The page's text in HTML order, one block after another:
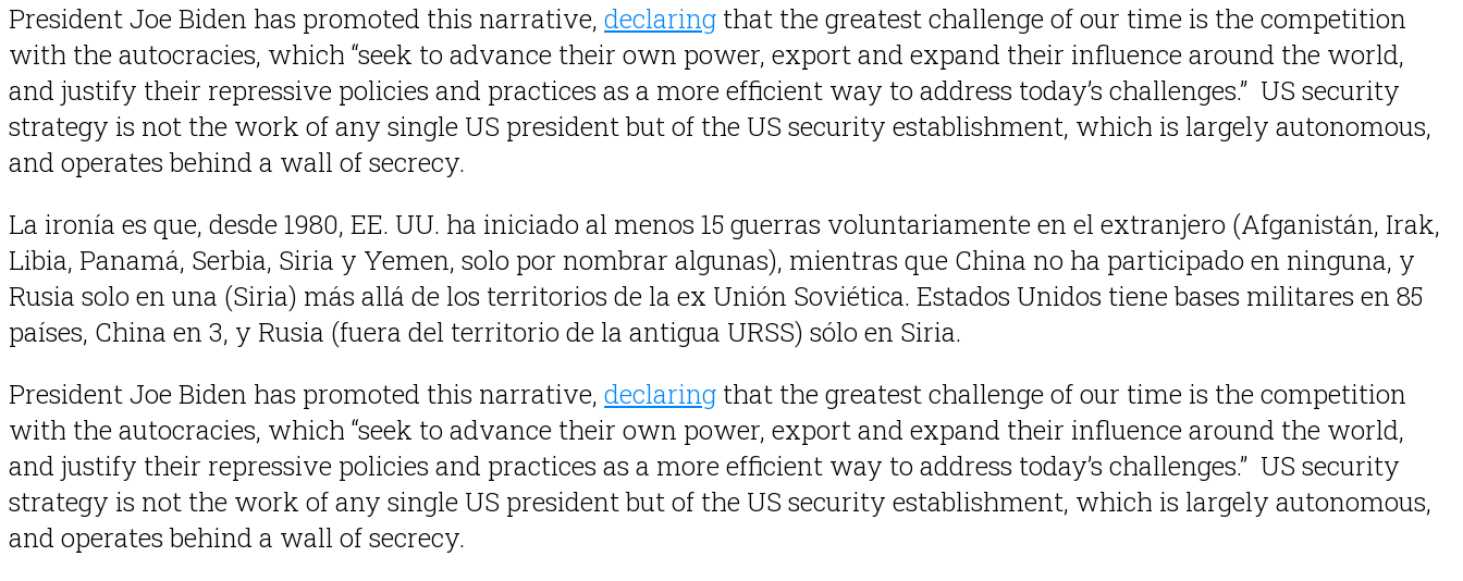
President Joe Biden has promoted this narrative, declaring that the greatest challenge of our time is the competition
with the autocracies, which “seek to advance their own power, export and expand their influence around the world,
and justify their repressive policies and practices as a more efficient way to address today’s challenges.” US security
strategy is not the work of any single US president but of the US security establishment, which is largely autonomous,
and operates behind a wall of secrecy.
La ironía es que, desde 1980, EE. UU. ha iniciado al menos 15 guerras voluntariamente en el extranjero (Afganistán, Irak,
Libia, Panamá, Serbia, Siria y Yemen, solo por nombrar algunas), mientras que China no ha participado en ninguna, y
Rusia solo en una (Siria) más allá de los territorios de la ex Unión Soviética. Estados Unidos tiene bases militares en 85
países, China en 3, y Rusia (fuera del territorio de la antigua URSS) sólo en Siria.
President Joe Biden has promoted this narrative, declaring that the greatest challenge of our time is the competition
with the autocracies, which “seek to advance their own power, export and expand their influence around the world,
and justify their repressive policies and practices as a more efficient way to address today’s challenges.” US security
strategy is not the work of any single US president but of the US security establishment, which is largely autonomous,
and operates behind a wall of secrecy.